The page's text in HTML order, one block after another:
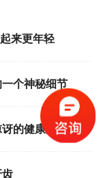
来更年轻
个神秘细节
的健康益处
齿